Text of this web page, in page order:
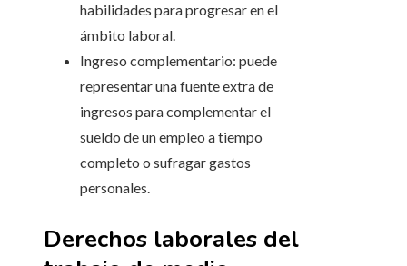
habilidades para progresar en el
ámbito laboral.
Ingreso complementario: puede
representar una fuente extra de
ingresos para complementar el
sueldo de un empleo a tiempo
completo o sufragar gastos
personales.
Derechos laborales del